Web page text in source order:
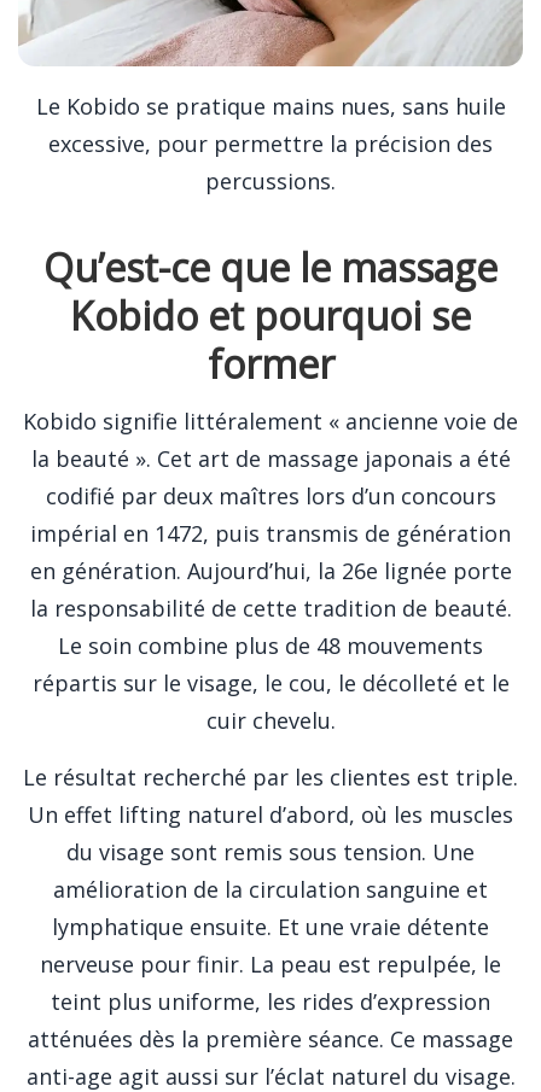
Le Kobido se pratique mains nues, sans huile
excessive, pour permettre la précision des
percussions.
Qu’est-ce que le massage
Kobido et pourquoi se
former
Kobido signifie littéralement « ancienne voie de
la beauté ». Cet art de massage japonais a été
codifié par deux maîtres lors d’un concours
impérial en 1472, puis transmis de génération
en génération. Aujourd’hui, la 26e lignée porte
la responsabilité de cette tradition de beauté.
Le soin combine plus de 48 mouvements
répartis sur le visage, le cou, le décolleté et le
cuir chevelu.
Le résultat recherché par les clientes est triple.
Un effet lifting naturel d’abord, où les muscles
du visage sont remis sous tension. Une
amélioration de la circulation sanguine et
lymphatique ensuite. Et une vraie détente
nerveuse pour finir. La peau est repulpée, le
teint plus uniforme, les rides d’expression
atténuées dès la première séance. Ce massage
anti-age agit aussi sur l’éclat naturel du visage.